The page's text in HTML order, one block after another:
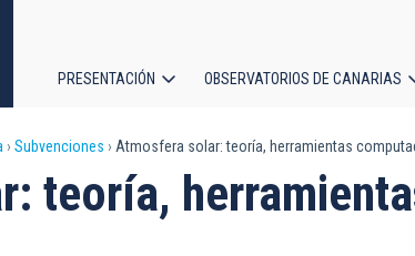
principal
PRESENTACIÓN OBSERVATORIOS DE CANARIAS
Subvenciones Atmosfera solar: teoría, herramientas
teoría,